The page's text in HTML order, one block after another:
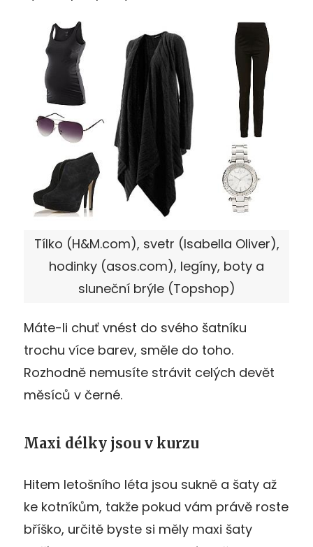
Tílko (H&M.com), svetr (Isabella Oliver),
hodinky (asos.com), legíny, boty a
sluneční brýle (Topshop)
Máte-li chuť vnést do svého šatníku
trochu více barev, směle do toho.
Rozhodně nemusíte strávit celých devět
měsíců v černé.
Maxi délky jsou v kurzu
Hitem letošního léta jsou sukně a šaty až
ke kotníkům, takže pokud vám právě roste
bříško, určitě byste si měly maxi šaty